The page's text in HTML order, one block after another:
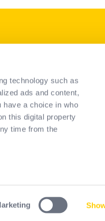
technology such as
ads and content,
have a choice in who
this digital property
time from the
policy Privacy